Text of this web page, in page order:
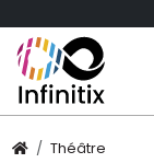
Théâtre